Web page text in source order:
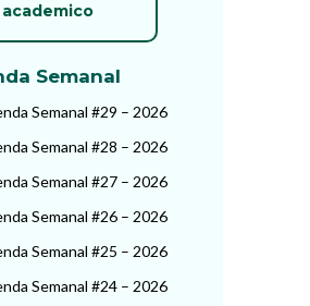
academico
Semanal
Semanal #29 – 2026
Semanal #28 – 2026
Semanal #27 – 2026
Semanal #26 – 2026
Semanal #25 – 2026
Semanal #24 – 2026